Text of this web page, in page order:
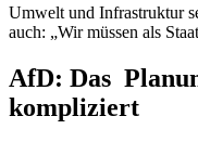
Umwelt und Infrastruktur
auch: „Wir müssen als
AfD: Das
kompliziert